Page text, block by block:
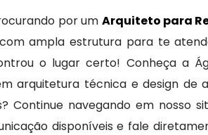
por um Arquiteto para
ampla estrutura para te
o lugar certo! Conheça a
arquitetura técnica e design de
Continue navegando em
disponíveis e fale